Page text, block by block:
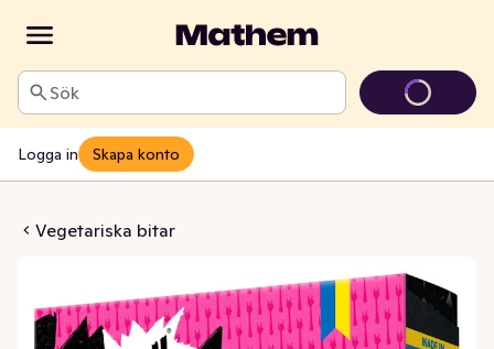
Sök
Logga in Skapa konto
Vegetariska bitar
Chunks Fryst